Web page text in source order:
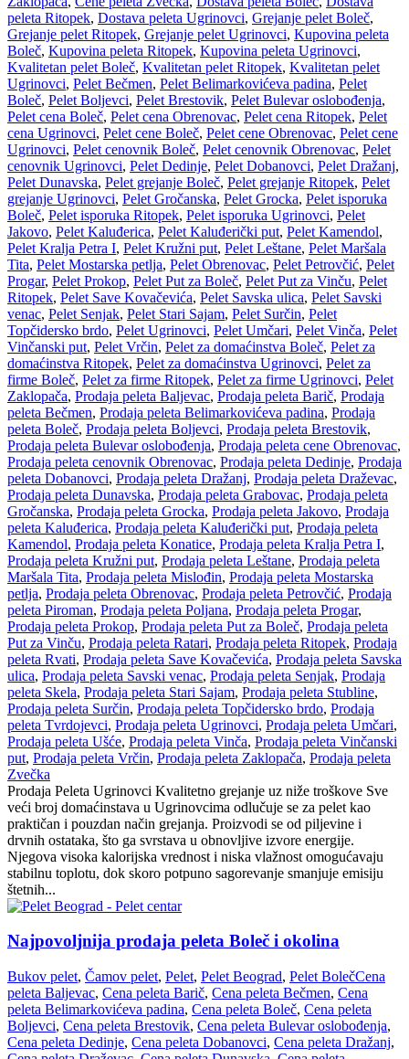
peleta Ritopek, Dostava peleta Ugrinovci, Grejanje pelet Boleč,
Grejanje pelet Ritopek, Grejanje pelet Ugrinovci, Kupovina peleta
Boleč, Kupovina peleta Ritopek, Kupovina peleta Ugrinovci,
Kvalitetan pelet Boleč, Kvalitetan pelet Ritopek, Kvalitetan pelet
Ugrinovci, Pelet Bečmen, Pelet Belimarkovićeva padina, Pelet
Boleč, Pelet Boljevci, Pelet Brestovik, Pelet Bulevar oslobođenja,
Pelet cena Boleč, Pelet cena Obrenovac, Pelet cena Ritopek, Pelet
cena Ugrinovci, Pelet cene Boleč, Pelet cene Obrenovac, Pelet cene
Ugrinovci, Pelet cenovnik Boleč, Pelet cenovnik Obrenovac, Pelet
cenovnik Ugrinovci, Pelet Dedinje, Pelet Dobanovci, Pelet Dražanj,
Pelet Dunavska, Pelet grejanje Boleč, Pelet grejanje Ritopek, Pelet
grejanje Ugrinovci, Pelet Gročanska, Pelet Grocka, Pelet isporuka
Boleč, Pelet isporuka Ritopek, Pelet isporuka Ugrinovci, Pelet
Jakovo, Pelet Kaluđerica, Pelet Kaluđerički put, Pelet Kamendol,
Pelet Kralja Petra I, Pelet Kružni put, Pelet Leštane, Pelet Maršala
Tita, Pelet Mostarska petlja, Pelet Obrenovac, Pelet Petrovčić, Pelet
Progar, Pelet Prokop, Pelet Put za Boleč, Pelet Put za Vinču, Pelet
Ritopek, Pelet Save Kovačevića, Pelet Savska ulica, Pelet Savski
venac, Pelet Senjak, Pelet Stari Sajam, Pelet Surčin, Pelet
Topčidersko brdo, Pelet Ugrinovci, Pelet Umčari, Pelet Vinča, Pelet
Vinčanski put, Pelet Vrčin, Pelet za domaćinstva Boleč, Pelet za
domaćinstva Ritopek, Pelet za domaćinstva Ugrinovci, Pelet za
firme Boleč, Pelet za firme Ritopek, Pelet za firme Ugrinovci, Pelet
Zaklopača, Prodaja peleta Baljevac, Prodaja peleta Barič, Prodaja
peleta Bečmen, Prodaja peleta Belimarkovićeva padina, Prodaja
peleta Boleč, Prodaja peleta Boljevci, Prodaja peleta Brestovik,
Prodaja peleta Bulevar oslobođenja, Prodaja peleta cene Obrenovac,
Prodaja peleta cenovnik Obrenovac, Prodaja peleta Dedinje, Prodaja
peleta Dobanovci, Prodaja peleta Dražanj, Prodaja peleta Draževac,
Prodaja peleta Dunavska, Prodaja peleta Grabovac, Prodaja peleta
Gročanska, Prodaja peleta Grocka, Prodaja peleta Jakovo, Prodaja
peleta Kaluđerica, Prodaja peleta Kaluđerički put, Prodaja peleta
Kamendol, Prodaja peleta Konatice, Prodaja peleta Kralja Petra I,
Prodaja peleta Kružni put, Prodaja peleta Leštane, Prodaja peleta
Maršala Tita, Prodaja peleta Mislođin, Prodaja peleta Mostarska
petlja, Prodaja peleta Obrenovac, Prodaja peleta Petrovčić, Prodaja
peleta Piroman, Prodaja peleta Poljana, Prodaja peleta Progar,
Prodaja peleta Prokop, Prodaja peleta Put za Boleč, Prodaja peleta
Put za Vinču, Prodaja peleta Ratari, Prodaja peleta Ritopek, Prodaja
peleta Rvati, Prodaja peleta Save Kovačevića, Prodaja peleta Savska
ulica, Prodaja peleta Savski venac, Prodaja peleta Senjak, Prodaja
peleta Skela, Prodaja peleta Stari Sajam, Prodaja peleta Stubline,
Prodaja peleta Surčin, Prodaja peleta Topčidersko brdo, Prodaja
peleta Tvrdojevci, Prodaja peleta Ugrinovci, Prodaja peleta Umčari,
Prodaja peleta Ušće, Prodaja peleta Vinča, Prodaja peleta Vinčanski
put, Prodaja peleta Vrčin, Prodaja peleta Zaklopača, Prodaja peleta
Zvečka
Prodaja Peleta Ugrinovci Kvalitetno grejanje uz niže troškove Sve
veći broj domaćinstava u Ugrinovcima odlučuje se za pelet kao
praktičan i pouzdan način grejanja. Proizvodi se od piljevine i
drvnih ostataka, što ga svrstava u obnovljive izvore energije.
Njegova visoka kalorijska vrednost i niska vlažnost omogućavaju
stabilnu toplotu, dok skoro potpuno sagorevanje smanjuje emisiju
štetnih...
Najpovoljnija prodaja peleta Boleč i okolina
Bukov pelet, Čamov pelet, Pelet, Pelet Beograd, Pelet BolečCena
peleta Baljevac, Cena peleta Barič, Cena peleta Bečmen, Cena
peleta Belimarkovićeva padina, Cena peleta Boleč, Cena peleta
Boljevci, Cena peleta Brestovik, Cena peleta Bulevar oslobođenja,
Cena peleta Dedinje, Cena peleta Dobanovci, Cena peleta Dražanj,